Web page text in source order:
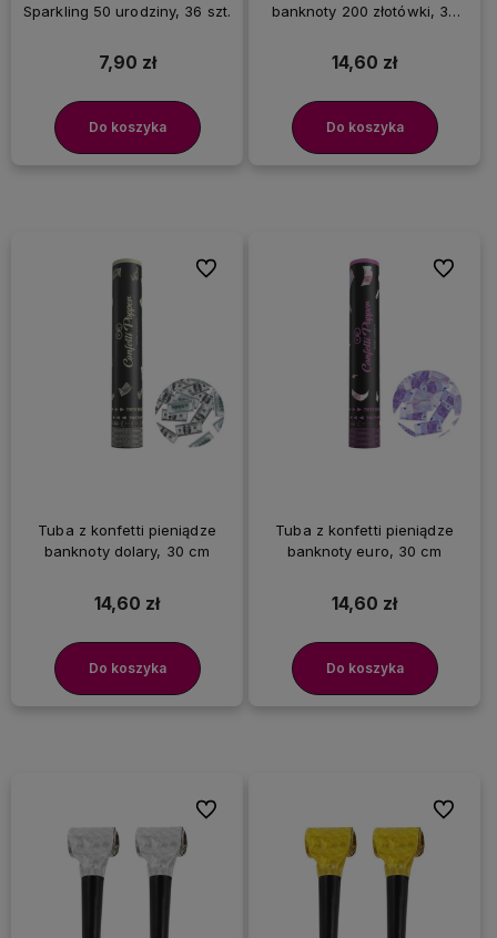
Sparkling 50 urodziny, 36 szt.
7,90 zł
Do koszyka
banknoty 200 złotówki, 30
14,60 zł
Do koszyka
Tuba z konfetti pieniądze
banknoty dolary, 30 cm
14,60 zł
Do koszyka
Do ulubionych
Tuba z konfetti pieniądze
banknoty euro, 30 cm
14,60 zł
Do koszyka
Do
Do ulubionych Do